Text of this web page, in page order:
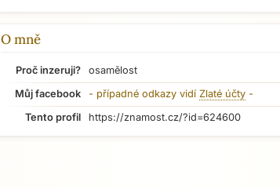
O mně
Proč inzeruji?
osamělost
Můj facebook
- případné odkazy vidí Zlaté účty -
Tento profil
https://znamost.cz/?id=624600